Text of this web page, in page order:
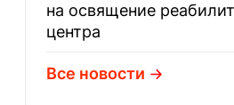
на освящение
центра
Все новости